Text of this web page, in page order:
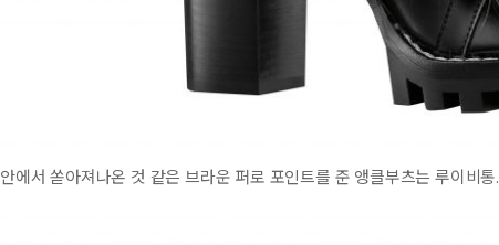
안에서 쏟아져나온 것 같은 브라운 퍼로 포인트를 준 앵클부츠는 루이비통.